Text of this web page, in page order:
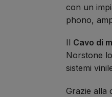
con un
phono,
Il Cavo di
Norstone
sistemi
Grazie alla